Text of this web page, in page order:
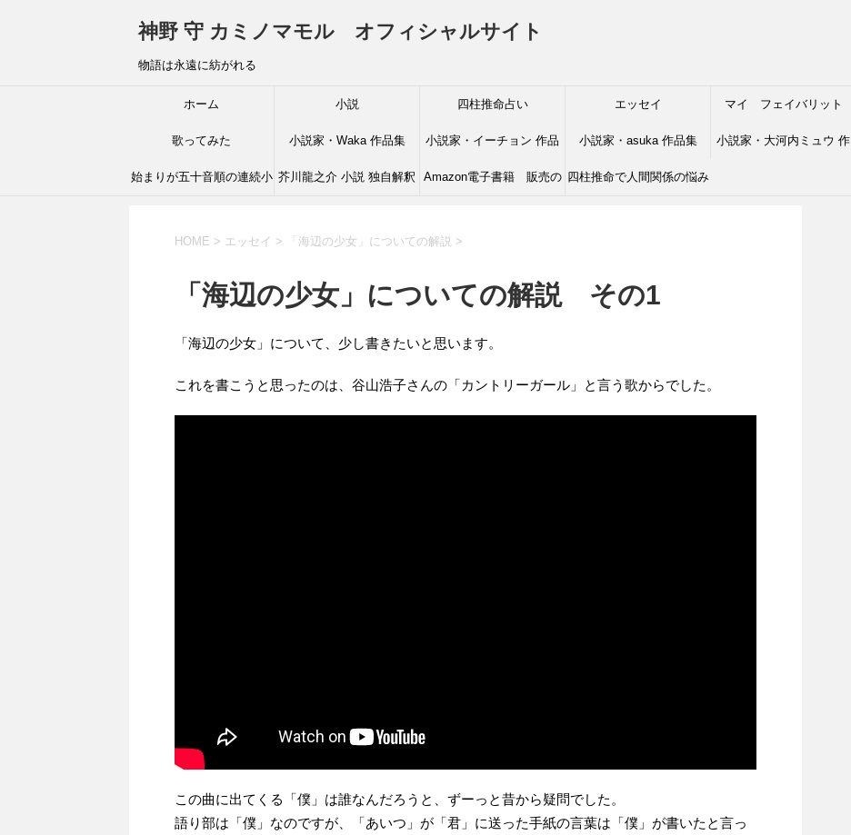
神野 守 カミノマモル オフィシャルサイト
物語は永遠に紡がれる
ホーム 小説 四柱推命占い エッセイ マイ フェイバリット
歌ってみた 小説家・Waka 作品集 小説家・イーチョン 作品
集
小説家・asuka 作品集 小説家・大河内ミュウ 作
始まりが五十音順の連続小 芥川龍之介 小説 独自解釈 Amazon電子書籍 販売の 四柱推命で人間関係の悩み
HOME > エッセイ > 「海辺の少女」についての解説 >
「海辺の少女」についての解説 その1
「海辺の少女」について、少し書きたいと思います。
これを書こうと思ったのは、谷山浩子さんの「カントリーガール」と言う歌からでした。
この曲に出てくる「僕」は誰なんだろうと、ずーっと昔から疑問でした。
語り部は「僕」なのですが、「あいつ」が「君」に送った手紙の言葉は「僕」が書いたと言っ